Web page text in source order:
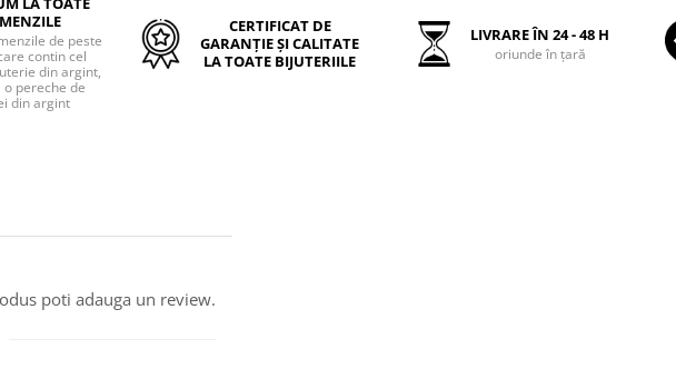
de peste
contin cel
din argint,
o pereche de
din argint
CERTIFICAT DE
GARANȚIE ȘI CALITATE
LA TOATE BIJUTERIILE
LIVRARE ÎN 24 - 48 H
oriunde în țară
poti adauga un review.